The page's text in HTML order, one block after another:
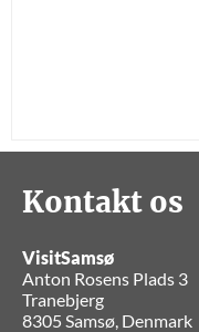
Kontakt os
VisitSamsø
Anton Rosens Plads 3
Tranebjerg
8305 Samsø, Denmark